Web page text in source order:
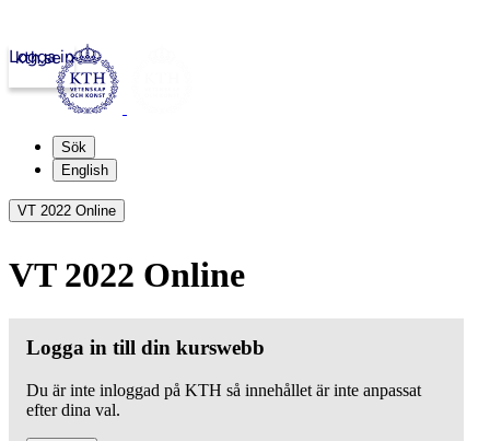
kth.se
Logga in
Sök
English
VT 2022 Online
VT 2022 Online
Logga in till din kurswebb
Du är inte inloggad på KTH så innehållet är inte anpassat
efter dina val.